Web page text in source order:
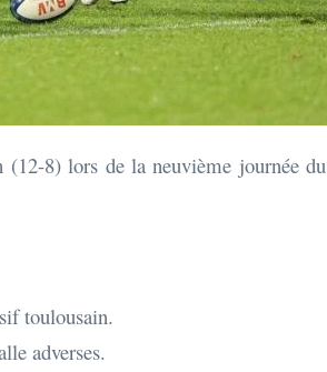
8) lors de la neuvième journée
toulousain.
adverses.